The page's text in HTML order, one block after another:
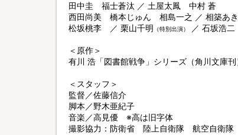
田中圭 福士蒼汰 ／ 土屋太鳳 中村 蒼
西田尚美 橋本じゅん 相島一之 ／ 相築あ
松坂桃李 ／ 栗山千明 （特別出演） ／ 石坂浩二
＜原作＞
有川 浩「図書館戦争」シリーズ（角川文庫刊
＜スタッフ＞
監督／佐藤信介
脚本／野木亜紀子
音楽／高見優 ※高は旧字体
撮影協力：防衛省 陸上自衛隊 航空自衛隊